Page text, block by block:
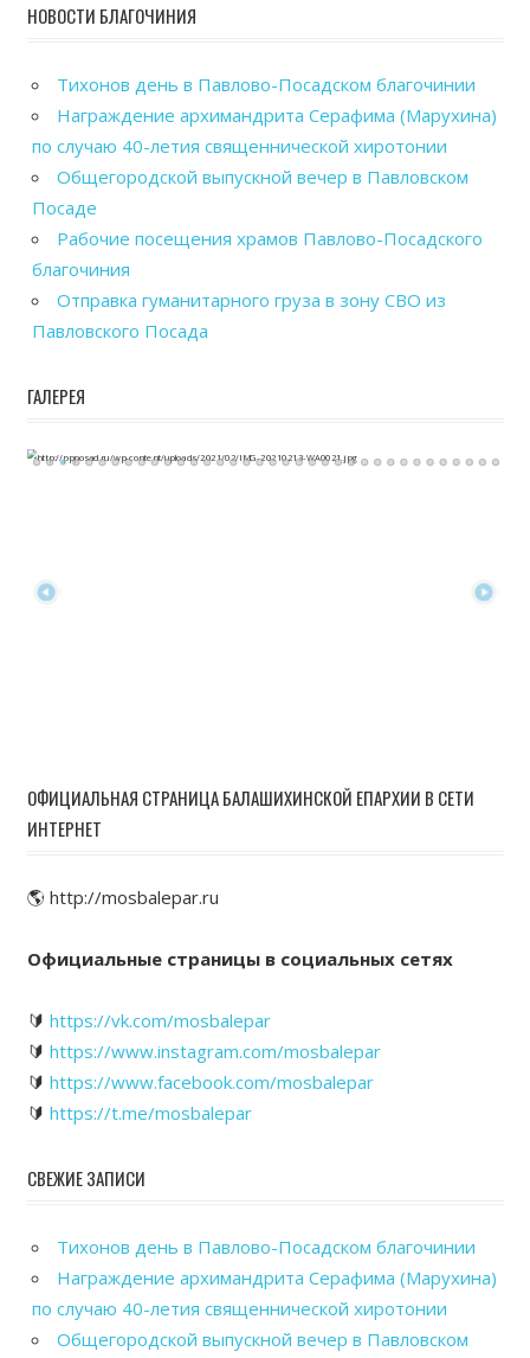
НОВОСТИ БЛАГОЧИНИЯ
Тихонов день в Павлово-Посадском благочинии
Награждение архимандрита Серафима (Марухина)
по случаю 40-летия священнической хиротонии
Общегородской выпускной вечер в Павловском
Посаде
Рабочие посещения храмов Павлово-Посадского
благочиния
Отправка гуманитарного груза в зону СВО из
Павловского Посада
ГАЛЕРЕЯ
ОФИЦИАЛЬНАЯ СТРАНИЦА БАЛАШИХИНСКОЙ ЕПАРХИИ В СЕТИ
ИНТЕРНЕТ
🌎 http://mosbalepar.ru
Официальные страницы в социальных сетях
🔰 https://vk.com/mosbalepar
🔰 https://www.instagram.com/mosbalepar
🔰 https://www.facebook.com/mosbalepar
🔰 https://t.me/mosbalepar
СВЕЖИЕ ЗАПИСИ
Тихонов день в Павлово-Посадском благочинии
Награждение архимандрита Серафима (Марухина)
по случаю 40-летия священнической хиротонии
Общегородской выпускной вечер в Павловском